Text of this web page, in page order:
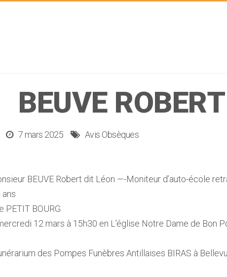
BEUVE
7 mars 2025 Avis Obsèques
BEUVE Robert dit Léon —-Moniteur d’auto-école
ans
PETIT BOURG
12 mars à 15h30 en L’église Notre Dame de Bon
des Pompes Funèbres Antillaises BIRAS à